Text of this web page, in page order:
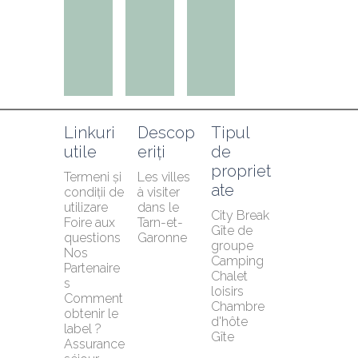
Linkuri
utile
Termeni și
condiții de
utilizare
Foire aux
questions
Nos
Partenaire
s
Comment
obtenir le
label ?
Assurance
Descop
eriți
Les villes
à visiter
dans le
Tarn-et-
Garonne
Tipul
de
propriet
ate
City Break
Gîte de
groupe
Camping
Chalet
loisirs
Chambre
d'hôte
Gîte